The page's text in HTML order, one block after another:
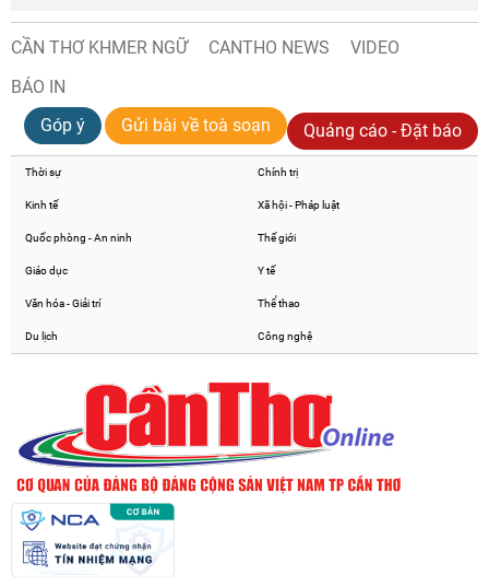
CẦN THƠ KHMER NGỮ CANTHO NEWS
VIDEO
BÁO IN
Góp ý
Gửi bài về toà soạn Quảng cáo - Đặt báo
Thời sự Chính trị
Kinh tế Xã hội - Pháp luật
Quốc phòng - An ninh Thế giới
Giáo dục Y tế
Văn hóa - Giải trí Thể thao
Du lịch Công nghệ